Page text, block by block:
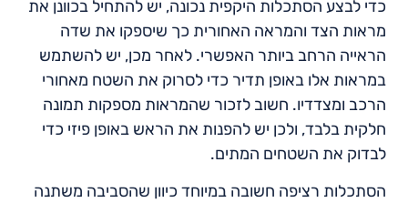
כדי לבצע הסתכלות היקפית נכונה, יש להתחיל בכוונן את
מראות הצד והמראה האחורית כך שיספקו את שדה
הראייה הרחב ביותר האפשרי. לאחר מכן, יש להשתמש
במראות אלו באופן תדיר כדי לסרוק את השטח מאחורי
הרכב ומצדדיו. חשוב לזכור שהמראות מספקות תמונה
חלקית בלבד, ולכן יש להפנות את הראש באופן פיזי כדי
לבדוק את השטחים המתים.
הסתכלות רציפה חשובה במיוחד כיוון שהסביבה משתנה